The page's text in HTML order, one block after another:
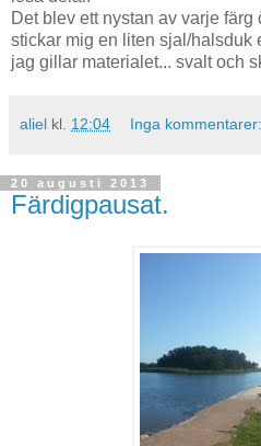
Det blev ett nystan av varje
stickar mig en liten sjal/halsduk
jag gillar materialet... svalt och
aliel kl. 12:04 Inga kommentarer:
20 augusti 2013
Färdigpausat.